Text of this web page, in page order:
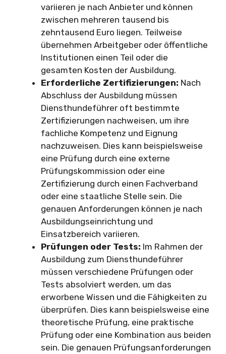
variieren je nach Anbieter und können
zwischen mehreren tausend bis
zehntausend Euro liegen. Teilweise
übernehmen Arbeitgeber oder öffentliche
Institutionen einen Teil oder die
gesamten Kosten der Ausbildung.
Erforderliche Zertifizierungen: Nach
Abschluss der Ausbildung müssen
Diensthundeführer oft bestimmte
Zertifizierungen nachweisen, um ihre
fachliche Kompetenz und Eignung
nachzuweisen. Dies kann beispielsweise
eine Prüfung durch eine externe
Prüfungskommission oder eine
Zertifizierung durch einen Fachverband
oder eine staatliche Stelle sein. Die
genauen Anforderungen können je nach
Ausbildungseinrichtung und
Einsatzbereich variieren.
Prüfungen oder Tests: Im Rahmen der
Ausbildung zum Diensthundeführer
müssen verschiedene Prüfungen oder
Tests absolviert werden, um das
erworbene Wissen und die Fähigkeiten zu
überprüfen. Dies kann beispielsweise eine
theoretische Prüfung, eine praktische
Prüfung oder eine Kombination aus beiden
sein. Die genauen Prüfungsanforderungen